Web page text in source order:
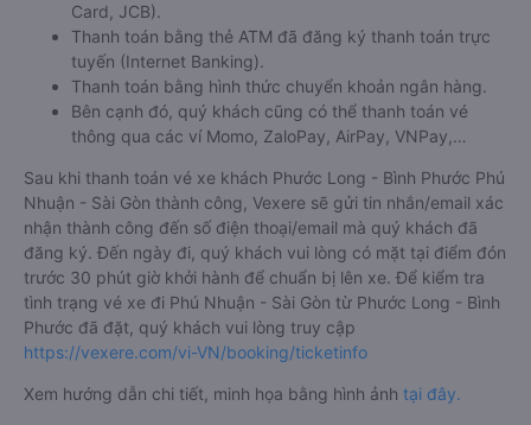
Card, JCB).
Thanh toán bằng thẻ ATM đã đăng ký thanh toán trực
tuyến (Internet Banking).
Thanh toán bằng hình thức chuyển khoản ngân hàng.
Bên cạnh đó, quý khách cũng có thể thanh toán vé
thông qua các ví Momo, ZaloPay, AirPay, VNPay,…
Sau khi thanh toán vé xe khách Phước Long - Bình Phước Phú
Nhuận - Sài Gòn thành công, Vexere sẽ gửi tin nhắn/email xác
nhận thành công đến số điện thoại/email mà quý khách đã
đăng ký. Đến ngày đi, quý khách vui lòng có mặt tại điểm đón
trước 30 phút giờ khởi hành để chuẩn bị lên xe. Để kiểm tra
tình trạng vé xe đi Phú Nhuận - Sài Gòn từ Phước Long - Bình
Phước đã đặt, quý khách vui lòng truy cập
https://vexere.com/vi-VN/booking/ticketinfo
Xem hướng dẫn chi tiết, minh họa bằng hình ảnh tại đây.